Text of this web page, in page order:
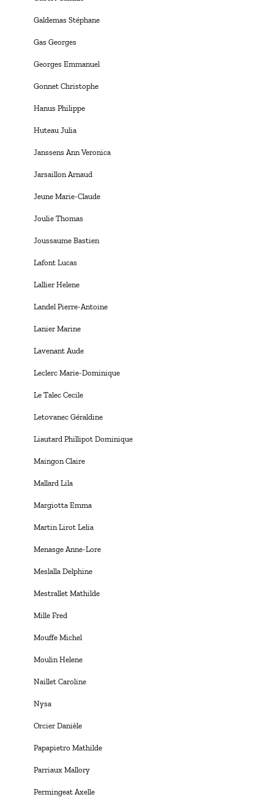
Galdemas Stéphane
Gas Georges
Georges Emmanuel
Gonnet Christophe
Hanus Philippe
Huteau Julia
Janssens Ann Veronica
Jarsaillon Arnaud
Jeune Marie-Claude
Joulie Thomas
Joussaume Bastien
Lafont Lucas
Lallier Helene
Landel Pierre-Antoine
Lanier Marine
Lavenant Aude
Leclerc Marie-Dominique
Le Talec Cecile
Letovanec Géraldine
Liautard Phillipot Dominique
Maingon Claire
Mallard Lila
Margiotta Emma
Martin Lirot Lelia
Menasge Anne-Lore
Meslalla Delphine
Mestrallet Mathilde
Mille Fred
Mouffe Michel
Moulin Helene
Naillet Caroline
Nysa
Orcier Danièle
Papapietro Mathilde
Parriaux Mallory
Permingeat Axelle